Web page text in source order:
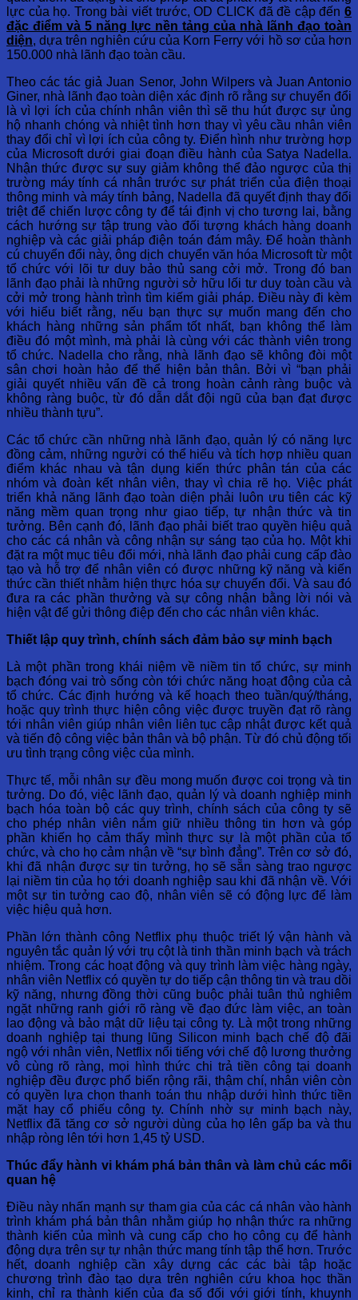
lực của họ. Trong bài viết trước, OD CLICK đã đề cập đến 6
đặc điểm và 5 năng lực nền tảng của nhà lãnh đạo toàn
diện, dựa trên nghiên cứu của Korn Ferry với hồ sơ của hơn
150.000 nhà lãnh đạo toàn cầu.
Theo các tác giả Juan Senor, John Wilpers và Juan Antonio
Giner, nhà lãnh đạo toàn diện xác định rõ rằng sự chuyển đổi
là vì lợi ích của chính nhân viên thì sẽ thu hút được sự ủng
hộ nhanh chóng và nhiệt tình hơn thay vì yêu cầu nhân viên
thay đổi chỉ vì lợi ích của công ty. Điển hình như trường hợp
của Microsoft dưới giai đoạn điều hành của Satya Nadella.
Nhận thức được sự suy giảm không thể đảo ngược của thị
trường máy tính cá nhân trước sự phát triển của điện thoại
thông minh và máy tính bảng, Nadella đã quyết định thay đổi
triệt để chiến lược công ty để tái định vị cho tương lai, bằng
cách hướng sự tập trung vào đối tượng khách hàng doanh
nghiệp và các giải pháp điện toán đám mây. Để hoàn thành
cú chuyển đổi này, ông dịch chuyển văn hóa Microsoft từ một
tổ chức với lõi tư duy bảo thủ sang cởi mở. Trong đó ban
lãnh đạo phải là những người sở hữu lối tư duy toàn cầu và
cởi mở trong hành trình tìm kiếm giải pháp. Điều này đi kèm
với hiểu biết rằng, nếu bạn thực sự muốn mang đến cho
khách hàng những sản phẩm tốt nhất, bạn không thể làm
điều đó một mình, mà phải là cùng với các thành viên trong
tổ chức. Nadella cho rằng, nhà lãnh đạo sẽ không đòi một
sân chơi hoàn hảo để thể hiện bản thân. Bởi vì “bạn phải
giải quyết nhiều vấn đề cả trong hoàn cảnh ràng buộc và
không ràng buộc, từ đó dẫn dắt đội ngũ của bạn đạt được
nhiều thành tựu”.
Các tổ chức cần những nhà lãnh đạo, quản lý có năng lực
đồng cảm, những người có thể hiểu và tích hợp nhiều quan
điểm khác nhau và tận dụng kiến ​​thức phân tán của các
nhóm và đoàn kết nhân viên, thay vì chia rẽ họ. Việc phát
triển khả năng lãnh đạo toàn diện phải luôn ưu tiên các kỹ
năng mềm quan trọng như giao tiếp, tự nhận thức và tin
tưởng. Bên cạnh đó, lãnh đạo phải biết trao quyền hiệu quả
cho các cá nhân và công nhận sự sáng tạo của họ. Một khi
đặt ra một mục tiêu đổi mới, nhà lãnh đạo phải cung cấp đào
tạo và hỗ trợ để nhân viên có được những kỹ năng và kiến
thức cần thiết nhằm hiện thực hóa sự chuyển đổi. Và sau đó
đưa ra các phần thưởng và sự công nhận bằng lời nói và
hiện vật để gửi thông điệp đến cho các nhân viên khác.
Thiết lập quy trình, chính sách đảm bảo sự minh bạch
Là một phần trong khái niệm về niềm tin tổ chức, sự minh
bạch đóng vai trò sống còn tới chức năng hoạt động của cả
tổ chức. Các định hướng và kế hoạch theo tuần/quý/tháng,
hoặc quy trình thực hiện công việc được truyền đạt rõ ràng
tới nhân viên giúp nhân viên liên tục cập nhật được kết quả
và tiến độ công việc bản thân và bộ phận. Từ đó chủ động tối
ưu tình trạng công việc của mình.
Thực tế, mỗi nhân sự đều mong muốn được coi trọng và tin
tưởng. Do đó, việc lãnh đạo, quản lý và doanh nghiệp minh
bạch hóa toàn bộ các quy trình, chính sách của công ty sẽ
cho phép nhân viên nắm giữ nhiều thông tin hơn và góp
phần khiến họ cảm thấy mình thực sự là một phần của tổ
chức, và cho họ cảm nhận về “sự bình đẳng”. Trên cơ sở đó,
khi đã nhận được sự tin tưởng, họ sẽ sẵn sàng trao ngược
lại niềm tin của họ tới doanh nghiệp sau khi đã nhận về. Với
một sự tin tưởng cao độ, nhân viên sẽ có động lực để làm
việc hiệu quả hơn.
Phần lớn thành công Netflix phụ thuộc triết lý vận hành và
nguyên tắc quản lý với trụ cột là tinh thần minh bạch và trách
nhiệm. Trong các hoạt động và quy trình làm việc hàng ngày,
nhân viên Netflix có quyền tự do tiếp cận thông tin và trau dồi
kỹ năng, nhưng đồng thời cũng buộc phải tuân thủ nghiêm
ngặt những ranh giới rõ ràng về đạo đức làm việc, an toàn
lao động và bảo mật dữ liệu tại công ty. Là một trong những
doanh nghiệp tại thung lũng Silicon minh bạch chế độ đãi
ngộ với nhân viên, Netflix nổi tiếng với chế độ lương thưởng
vô cùng rõ ràng, mọi hình thức chi trả tiền công tại doanh
nghiệp đều được phổ biến rộng rãi, thậm chí, nhân viên còn
có quyền lựa chọn thanh toán thu nhập dưới hình thức tiền
mặt hay cổ phiếu công ty. Chính nhờ sự minh bạch này,
Netflix đã tăng ​​cơ sở người dùng của họ lên gấp ba và thu
nhập ròng lên tới hơn 1,45 tỷ USD.
Thúc đẩy hành vi khám phá bản thân và làm chủ các mối
quan hệ
Điều này nhấn mạnh sự tham gia của các cá nhân vào hành
trình khám phá bản thân nhằm giúp họ nhận thức ra những
thành kiến ​​của mình và cung cấp cho họ công cụ để hành
động dựa trên sự tự nhận thức mang tính tập thể hơn. Trước
hết, doanh nghiệp cần xây dựng các các bài tập hoặc
chương trình đào tạo dựa trên nghiên cứu khoa học thần
kinh, chỉ ra thành kiến của đa số đối với giới tính, khuynh